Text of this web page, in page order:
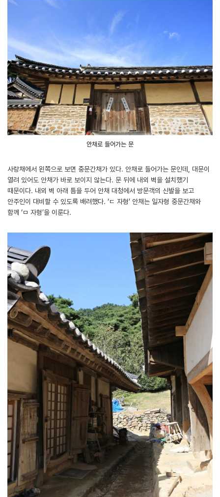
안채로 들어가는 문
사랑채에서 왼쪽으로 보면 중문간채가 있다. 안채로 들어가는 문인데, 대문이
열려 있어도 안채가 바로 보이지 않는다. 문 뒤에 내외 벽을 설치했기
때문이다. 내외 벽 아래 틈을 두어 안채 대청에서 방문객의 신발을 보고
안주인이 대비할 수 있도록 배려했다. ‘ㄷ 자형’ 안채는 일자형 중문간채와
함께 ‘ㅁ 자형’을 이룬다.